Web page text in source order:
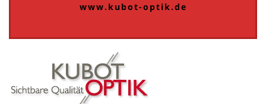
www.kubot-optik.de